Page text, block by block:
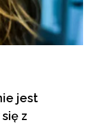
jest
z